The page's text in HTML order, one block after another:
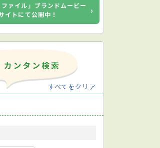
ファイル」ブランドムービー
イトにて公開中！
›
すべてをクリア